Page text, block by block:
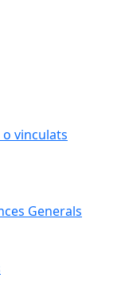
vinculats
Generals